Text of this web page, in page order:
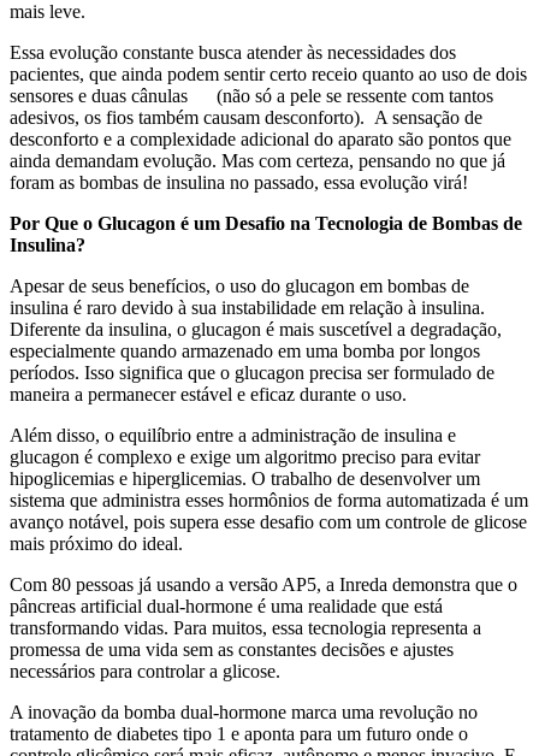
mais leve.
Essa evolução constante busca atender às necessidades dos
pacientes, que ainda podem sentir certo receio quanto ao uso de dois
sensores e duas cânulas (não só a pele se ressente com tantos
adesivos, os fios também causam desconforto). A sensação de
desconforto e a complexidade adicional do aparato são pontos que
ainda demandam evolução. Mas com certeza, pensando no que já
foram as bombas de insulina no passado, essa evolução virá!
Por Que o Glucagon é um Desafio na Tecnologia de Bombas de
Insulina?
Apesar de seus benefícios, o uso do glucagon em bombas de
insulina é raro devido à sua instabilidade em relação à insulina.
Diferente da insulina, o glucagon é mais suscetível a degradação,
especialmente quando armazenado em uma bomba por longos
períodos. Isso significa que o glucagon precisa ser formulado de
maneira a permanecer estável e eficaz durante o uso.
Além disso, o equilíbrio entre a administração de insulina e
glucagon é complexo e exige um algoritmo preciso para evitar
hipoglicemias e hiperglicemias. O trabalho de desenvolver um
sistema que administra esses hormônios de forma automatizada é um
avanço notável, pois supera esse desafio com um controle de glicose
mais próximo do ideal.
Com 80 pessoas já usando a versão AP5, a Inreda demonstra que o
pâncreas artificial dual-hormone é uma realidade que está
transformando vidas. Para muitos, essa tecnologia representa a
promessa de uma vida sem as constantes decisões e ajustes
necessários para controlar a glicose.
A inovação da bomba dual-hormone marca uma revolução no
tratamento de diabetes tipo 1 e aponta para um futuro onde o